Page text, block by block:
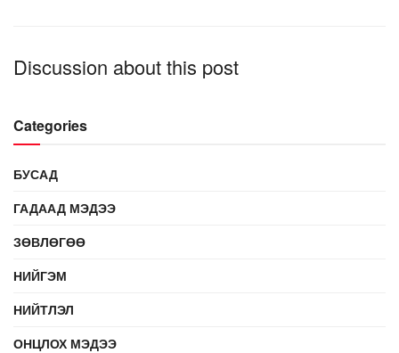
Discussion about this post
Categories
БУСАД
ГАДААД МЭДЭЭ
ЗӨВЛӨГӨӨ
НИЙГЭМ
НИЙТЛЭЛ
ОНЦЛОХ МЭДЭЭ